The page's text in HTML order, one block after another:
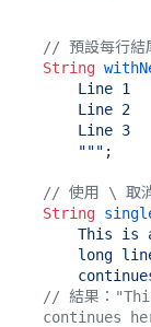
// 預設每行結
String
    """
;
// 使用 \ 取
String
// 結果：
continues